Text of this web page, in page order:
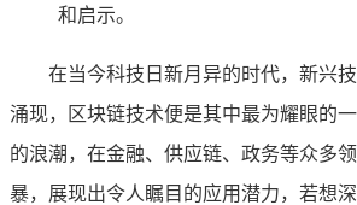
和启示。
在当今科技日新月异的时代，新兴
涌现，区块链技术便是其中最为耀眼的
的浪潮，在金融、供应链、政务等众多
暴，展现出令人瞩目的应用潜力，若想